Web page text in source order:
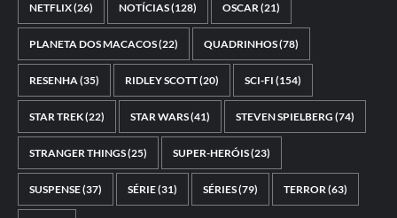
NETFLIX(26) NOTÍCIAS(128) OSCAR(21)
PLANETA DOS MACACOS(22) QUADRINHOS(78)
RESENHA(35) RIDLEY SCOTT(20) SCI-FI (154)
STAR TREK(22) STAR WARS(41) STEVEN SPIELBERG (74)
STRANGER THINGS(25) SUPER-HERÓIS(23)
SUSPENSE(37) SÉRIE(31) SÉRIES(79) TERROR(63)